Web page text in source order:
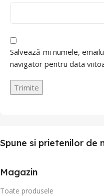
Salvează-mi numele,
navigator pentru data
Spune si prietenilor de
Magazin
Toate produsele